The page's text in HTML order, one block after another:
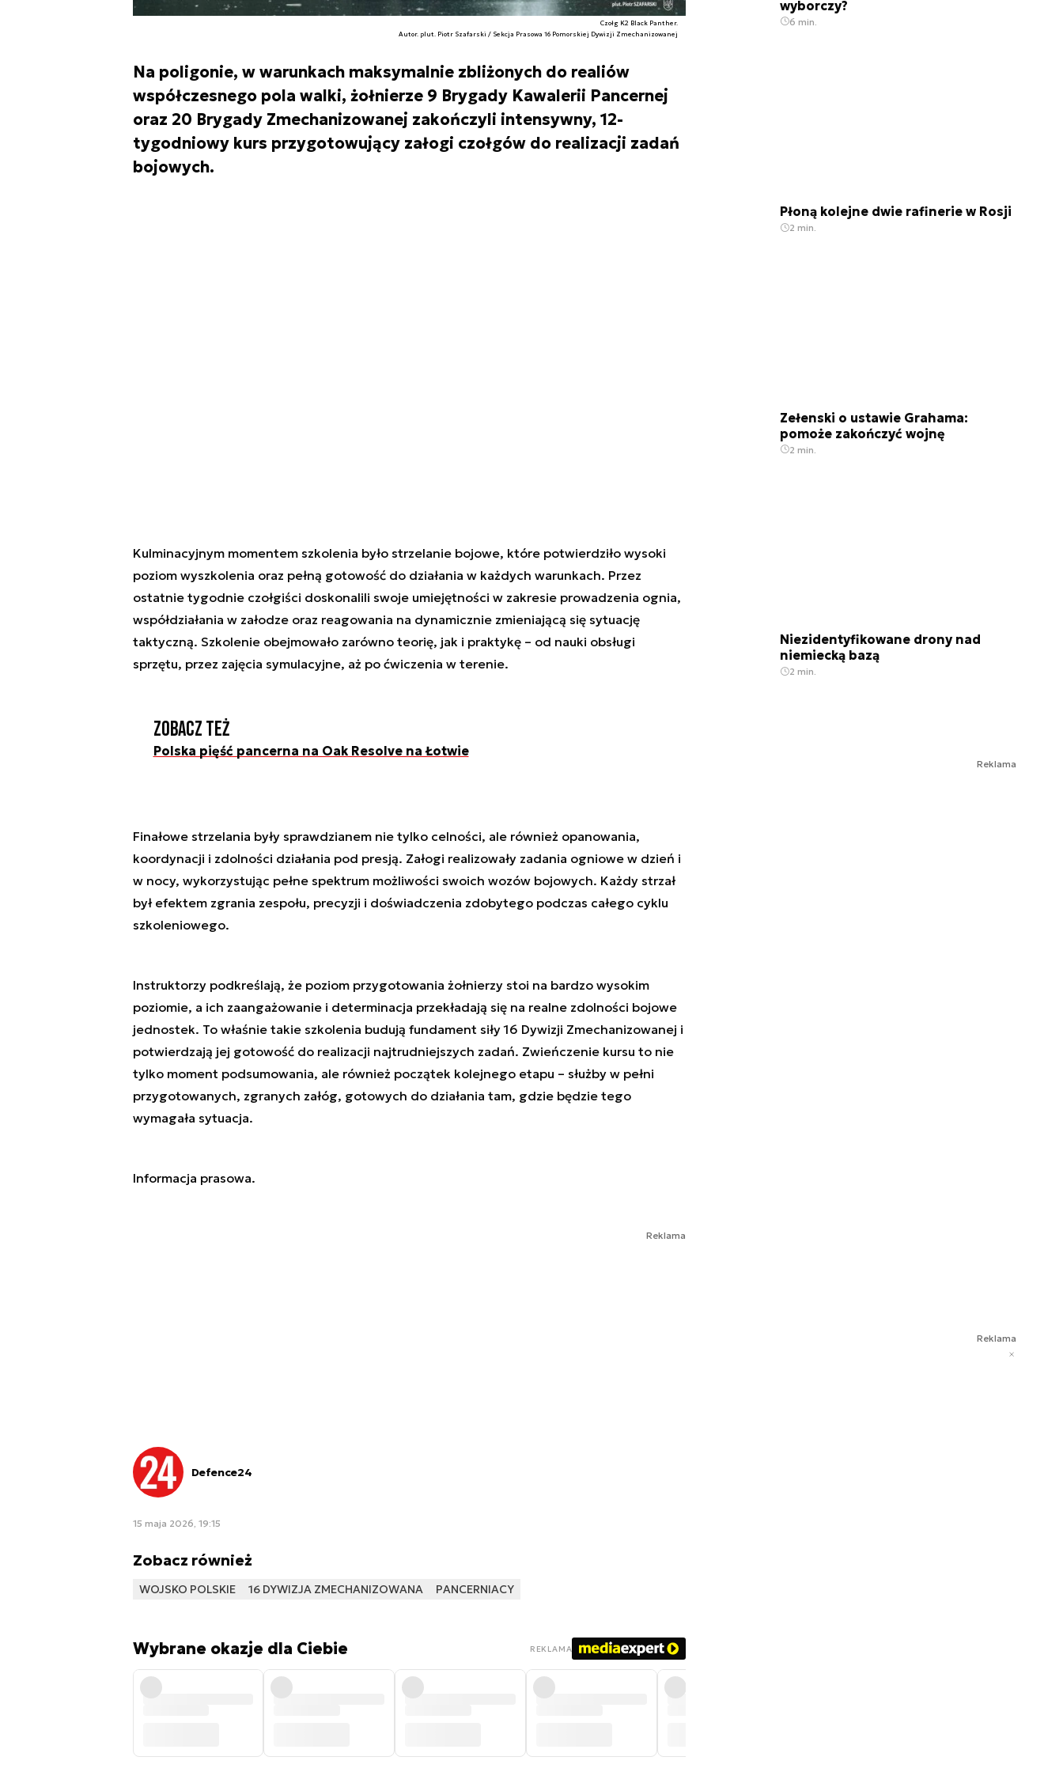
Czołg K2 Black Panther.
Autor. plut. Piotr Szafarski / Sekcja Prasowa 16 Pomorskiej Dywizji Zmechanizowanej
Na poligonie, w warunkach maksymalnie zbliżonych do realiów
współczesnego pola walki, żołnierze 9 Brygady Kawalerii Pancernej
oraz 20 Brygady Zmechanizowanej zakończyli intensywny, 12-
tygodniowy kurs przygotowujący załogi czołgów do realizacji zadań
bojowych.
Kulminacyjnym momentem szkolenia było strzelanie bojowe, które potwierdziło wysoki
poziom wyszkolenia oraz pełną gotowość do działania w każdych warunkach. Przez
ostatnie tygodnie czołgiści doskonalili swoje umiejętności w zakresie prowadzenia ognia,
współdziałania w załodze oraz reagowania na dynamicznie zmieniającą się sytuację
taktyczną. Szkolenie obejmowało zarówno teorię, jak i praktykę – od nauki obsługi
sprzętu, przez zajęcia symulacyjne, aż po ćwiczenia w terenie.
Zobacz też
Polska pięść pancerna na Oak Resolve na Łotwie
Finałowe strzelania były sprawdzianem nie tylko celności, ale również opanowania,
koordynacji i zdolności działania pod presją. Załogi realizowały zadania ogniowe w dzień i
w nocy, wykorzystując pełne spektrum możliwości swoich wozów bojowych. Każdy strzał
był efektem zgrania zespołu, precyzji i doświadczenia zdobytego podczas całego cyklu
szkoleniowego.
Instruktorzy podkreślają, że poziom przygotowania żołnierzy stoi na bardzo wysokim
poziomie, a ich zaangażowanie i determinacja przekładają się na realne zdolności bojowe
jednostek. To właśnie takie szkolenia budują fundament siły 16 Dywizji Zmechanizowanej i
potwierdzają jej gotowość do realizacji najtrudniejszych zadań. Zwieńczenie kursu to nie
tylko moment podsumowania, ale również początek kolejnego etapu – służby w pełni
przygotowanych, zgranych załóg, gotowych do działania tam, gdzie będzie tego
wymagała sytuacja.
Informacja prasowa.
Reklama
Defence24
15 maja 2026, 19:15
Zobacz również
WOJSKO POLSKIE 16 DYWIZJA ZMECHANIZOWANA PANCERNIACY
Wybrane okazje dla Ciebie REKLAMA
wyborczy?
6 min.
Płoną kolejne dwie rafinerie w Rosji
2 min.
Zełenski o ustawie Grahama:
pomoże zakończyć wojnę
2 min.
Niezidentyfikowane drony nad
niemiecką bazą
2 min.
Reklama
Reklama